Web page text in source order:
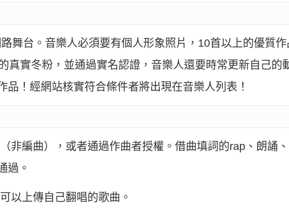
舞台。音樂人必須要有個人形象照片，10首以上的優質
真實冬粉，並通過實名認證，音樂人還要時常更新自己的
品！經網站核實符合條件者將出現在音樂人列表！
非編曲），或者通過作曲者授權。借曲填詞的rap、朗誦
過。
以上傳自己翻唱的歌曲。